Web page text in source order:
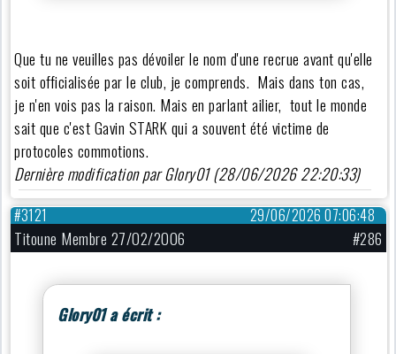
Que tu ne veuilles pas dévoiler le nom d'une recrue avant qu'elle
soit officialisée par le club, je comprends. Mais dans ton cas,
je n'en vois pas la raison. Mais en parlant ailier, tout le monde
sait que c'est Gavin STARK qui a souvent été victime de
protocoles commotions.
Dernière modification par Glory01 (28/06/2026 22:20:33)
29/06/2026 07:06:48
#3121
Titoune Membre 27/02/2006 #286
Glory01 a écrit :